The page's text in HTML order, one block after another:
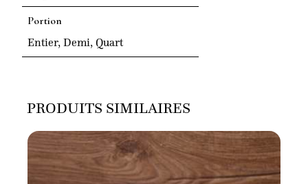
Portion
Entier, Demi, Quart
PRODUITS SIMILAIRES